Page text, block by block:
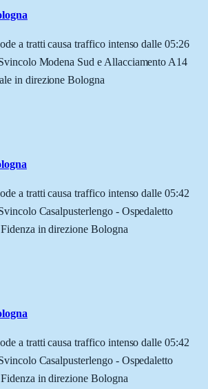
a tratti causa traffico intenso dalle 05:26
Modena Sud e Allacciamento A14
in direzione Bologna
a tratti causa traffico intenso dalle 05:42
Casalpusterlengo - Ospedaletto
in direzione Bologna
a tratti causa traffico intenso dalle 05:42
Casalpusterlengo - Ospedaletto
in direzione Bologna